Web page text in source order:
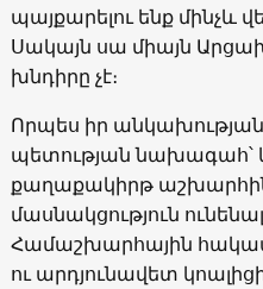
պայքարելու ենք մինչև
Սակայն սա միայն
խնդիրը չէ։
Որպես իր
պետության նախագահ՝
քաղաքակիրթ
մասնակցություն
Համաշխարհային
ու արդյունավետ